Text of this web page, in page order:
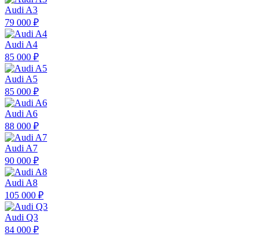
Audi A3
79 000 ₽
Audi A4
85 000 ₽
Audi A5
85 000 ₽
Audi A6
88 000 ₽
Audi A7
90 000 ₽
Audi A8
105 000 ₽
Audi Q3
84 000 ₽